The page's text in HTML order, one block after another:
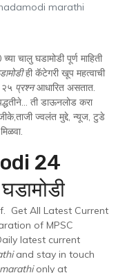
marathi
घडामोडी पूर्ण माहिती
ही कॅटेगरी खूप महत्वाची
२५ प्रश्नआधारित असतात.
ती डाऊनलोड करा
ज्वलंत मुद्दे, न्यूज, टुडे
24
Get All Latest Current
of MPSC
latest current
and stay in touch
marathionly at